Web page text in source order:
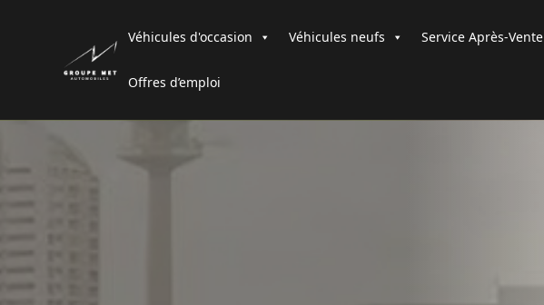
Véhicules d'occasion Véhicules neufs Service Après-Vente
Offres d’emploi